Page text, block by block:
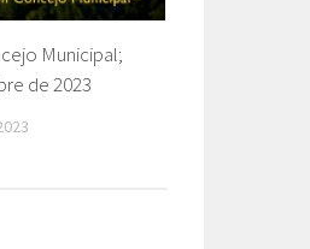
Municipal;
de 2023